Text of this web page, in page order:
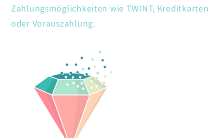
Zahlungsmöglichkeiten wie TWINT, Kreditkarten
oder Vorauszahlung.